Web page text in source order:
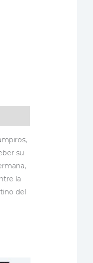
su
la
del